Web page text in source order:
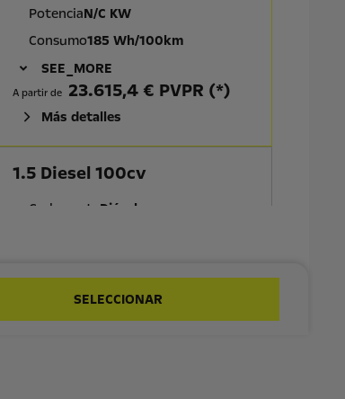
PotenciaN/C KW
Consumo185 Wh/100km
SEE_MORE
A partir de 23.615,4 € PVPR (*)
Más detalles
1.5 Diesel 100cv
Carburante Diésel
A partir de 25.739,82 € PVPR (*)
SELECCIONAR